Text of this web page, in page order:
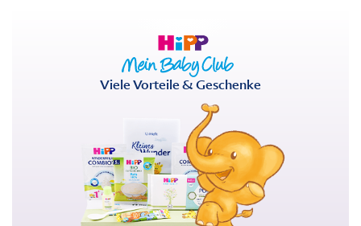
Viele Vorteile & Geschenke